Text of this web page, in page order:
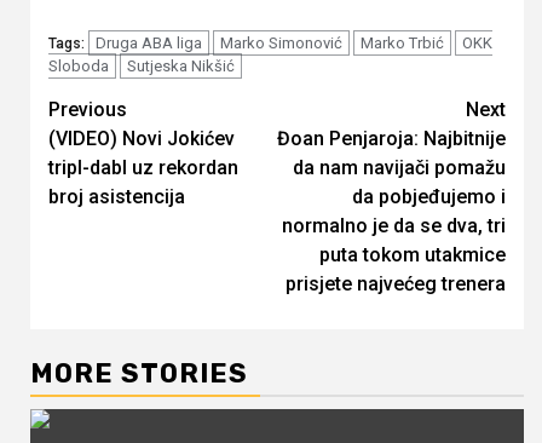
Tags: Druga ABA liga Marko Simonović Marko Trbić
OKK
Sloboda
Sutjeska Nikšić
Continue
Reading
Previous
(VIDEO) Novi Jokićev
tripl-dabl uz rekordan
broj asistencija
Next
Đoan Penjaroja: Najbitnije
da nam navijači pomažu
da pobjeđujemo i
normalno je da se dva, tri
puta tokom utakmice
prisjete najvećeg trenera
MORE STORIES